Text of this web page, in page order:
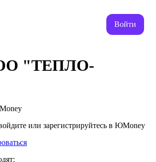
Войти
"ТЕПЛО-
или зарегистрируйтесь в ЮMoney